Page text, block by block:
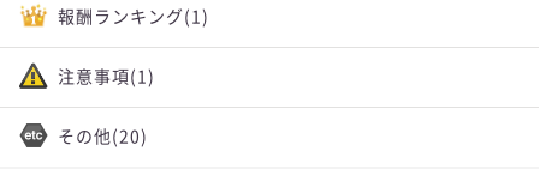
報酬ランキング (1)
注意事項 (1)
その他 (20)